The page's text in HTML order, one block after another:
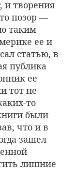
и творения
позор —
таким
ее и
статью, в
публика
ее
тот не
то
были
что и в
зашел
лишние